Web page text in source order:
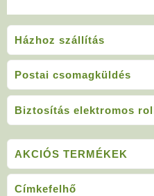
Házhoz szállítás
Postai csomagküldés
Biztosítás elektromos
AKCIÓS TERMÉKEK
Címkefelhő